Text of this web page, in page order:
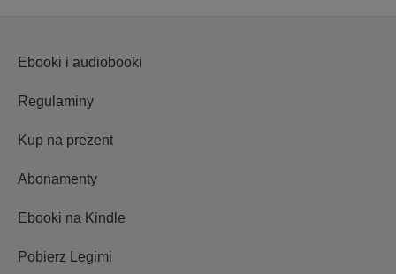
Ebooki i audiobooki
Regulaminy
Kup na prezent
Abonamenty
Ebooki na Kindle
Pobierz Legimi